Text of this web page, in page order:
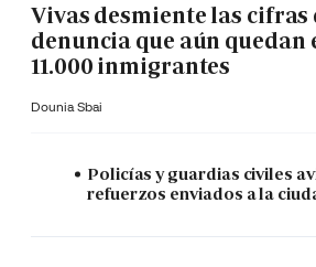
Vivas desmiente las cifras
denuncia que aún quedan
11.000 inmigrantes
Dounia Sbai
Policías y guardias civiles
refuerzos enviados a la